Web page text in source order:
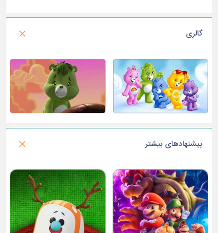
گالری
پیشنهادهای بیشتر